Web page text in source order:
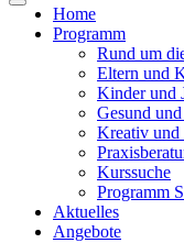
Toggle
navigation
Home
Programm
Rund um
Eltern und
Kinder und
Gesund
Kreativ und
Kurssuche
Programm
Aktuelles
Angebote